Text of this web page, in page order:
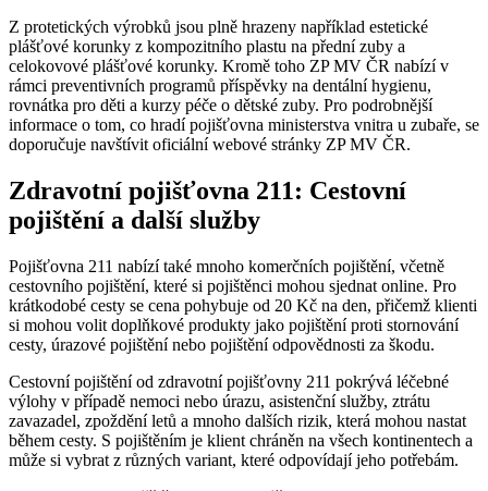
Z protetických výrobků jsou plně hrazeny například estetické
plášťové korunky z kompozitního plastu na přední zuby a
celokovové plášťové korunky. Kromě toho ZP MV ČR nabízí v
rámci preventivních programů příspěvky na dentální hygienu,
rovnátka pro děti a kurzy péče o dětské zuby. Pro podrobnější
informace o tom, co hradí pojišťovna ministerstva vnitra u zubaře, se
doporučuje navštívit oficiální webové stránky ZP MV ČR.
Zdravotní pojišťovna 211: Cestovní
pojištění a další služby
Pojišťovna 211 nabízí také mnoho komerčních pojištění, včetně
cestovního pojištění, které si pojištěnci mohou sjednat online. Pro
krátkodobé cesty se cena pohybuje od 20 Kč na den, přičemž klienti
si mohou volit doplňkové produkty jako pojištění proti stornování
cesty, úrazové pojištění nebo pojištění odpovědnosti za škodu.
Cestovní pojištění od zdravotní pojišťovny 211 pokrývá léčebné
výlohy v případě nemoci nebo úrazu, asistenční služby, ztrátu
zavazadel, zpoždění letů a mnoho dalších rizik, která mohou nastat
během cesty. S pojištěním je klient chráněn na všech kontinentech a
může si vybrat z různých variant, které odpovídají jeho potřebám.